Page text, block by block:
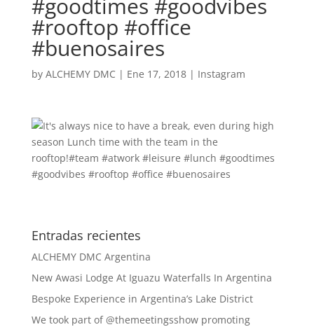
#goodtimes #goodvibes
#rooftop #office
#buenosaires
by ALCHEMY DMC | Ene 17, 2018| Instagram
Entradas recientes
ALCHEMY DMC Argentina
New Awasi Lodge At Iguazu Waterfalls In Argentina
Bespoke Experience in Argentina’s Lake District
We took part of @themeetingsshow promoting